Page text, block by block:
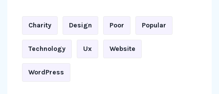
Charity Design Poor Popular
Technology Ux Website
WordPress